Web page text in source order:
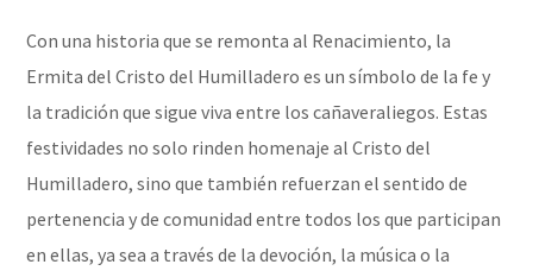
Con una historia que se remonta al Renacimiento, la
Ermita del Cristo del Humilladero es un símbolo de la fe y
la tradición que sigue viva entre los cañaveraliegos. Estas
festividades no solo rinden homenaje al Cristo del
Humilladero, sino que también refuerzan el sentido de
pertenencia y de comunidad entre todos los que participan
en ellas, ya sea a través de la devoción, la música o la